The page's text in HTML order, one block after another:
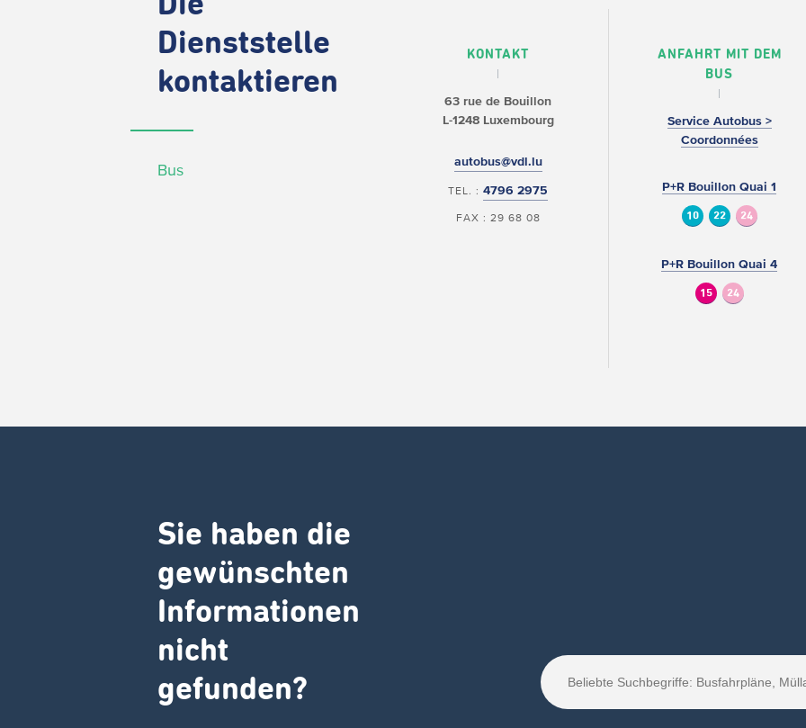
Dienststelle
kontaktieren
Bus
KONTAKT
63 rue de Bouillon
L-1248 Luxembourg
autobus@vdl.lu
TEL. :4796 2975
FAX : 29 68 08
ANFAHRT MIT DEM
BUS
Service Autobus >
Coordonnées
P+R Bouillon Quai 1
10 22 24
P+R Bouillon Quai 4
15 24
Sie haben die
gewünschten
Informationen
nicht
gefunden?